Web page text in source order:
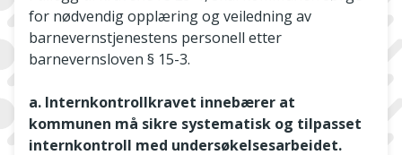
for nødvendig opplæring og veiledning av
barnevernstjenestens personell etter
barnevernsloven § 15-3.
a. Internkontrollkravet innebærer at
kommunen må sikre systematisk og tilpasset
internkontroll med undersøkelsesarbeidet.